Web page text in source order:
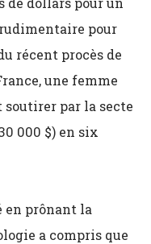
pour
récent procès de
une femme
par la secte
000 $) en six
en prônant la
a compris que